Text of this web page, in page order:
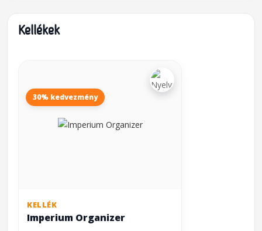
Kellékek
30% kedvezmény
KELLÉK
Imperium Organizer